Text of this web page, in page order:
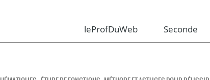
leProfDuWeb Seconde